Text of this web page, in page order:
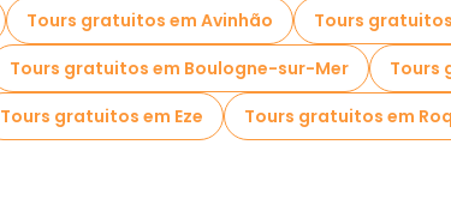
Tours gratuitos em Avinhão Tours
Tours gratuitos em Boulogne-sur-Mer Tours
Tours gratuitos em Eze Tours gratuitos em